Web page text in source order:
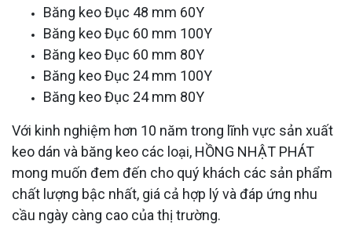
Băng keo Đục 48 mm 60Y
Băng keo Đục 60 mm 100Y
Băng keo Đục 60 mm 80Y
Băng keo Đục 24 mm 100Y
Băng keo Đục 24 mm 80Y
Với kinh nghiệm hơn 10 năm trong lĩnh vực sản xuất
keo dán và băng keo các loại, HỒNG NHẬT PHÁT
mong muốn đem đến cho quý khách các sản phẩm
chất lượng bậc nhất, giá cả hợp lý và đáp ứng nhu
cầu ngày càng cao của thị trường.